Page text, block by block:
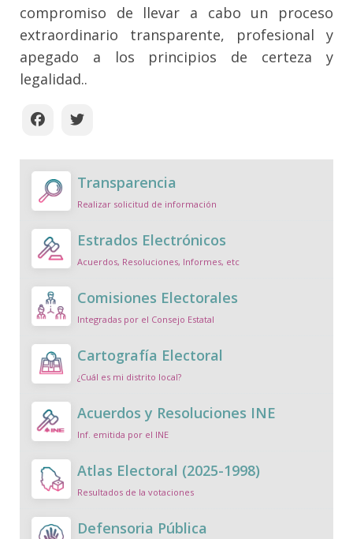
compromiso de llevar a cabo un proceso
extraordinario transparente, profesional y
apegado a los principios de certeza y
legalidad..
Transparencia
Realizar solicitud de información
Estrados Electrónicos
Acuerdos, Resoluciones, Informes, etc
Comisiones Electorales
Integradas por el Consejo Estatal
Cartografía Electoral
¿Cuál es mi distrito local?
Acuerdos y Resoluciones INE
Inf. emitida por el INE
Atlas Electoral (2025-1998)
Resultados de la votaciones
Defensoria Pública